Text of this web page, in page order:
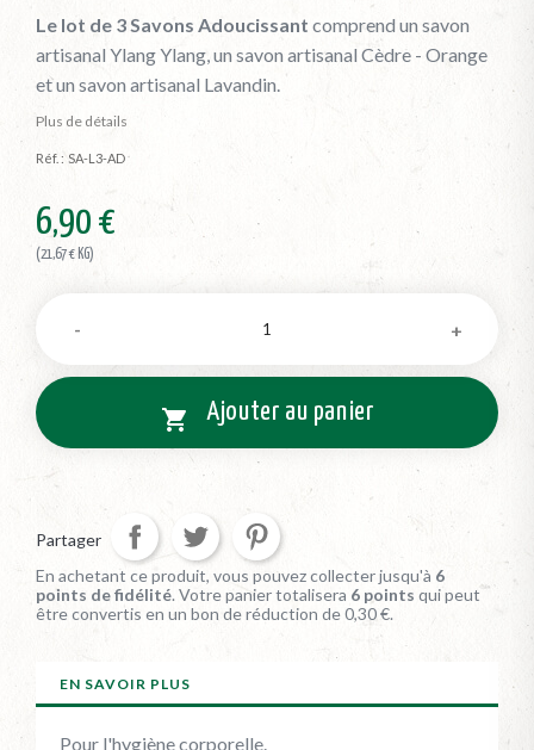
Le lot de 3 Savons Adoucissant comprend un savon
artisanal Ylang Ylang, un savon artisanal Cèdre - Orange
et un savon artisanal Lavandin.
Plus de détails
Réf. : SA-L3-AD
6,90 €
(21,67 € KG)
 Ajouter au panier
Partager
En achetant ce produit, vous pouvez collecter jusqu'à 6
points de fidélité. Votre panier totalisera 6 points qui peut
être convertis en un bon de réduction de0,30 €.
EN SAVOIR PLUS
Pour l'hygiène corporelle.